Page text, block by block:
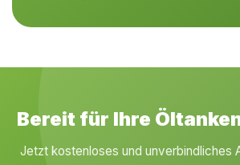
Bereit für Ihre
Jetzt kostenloses und unverbindliches